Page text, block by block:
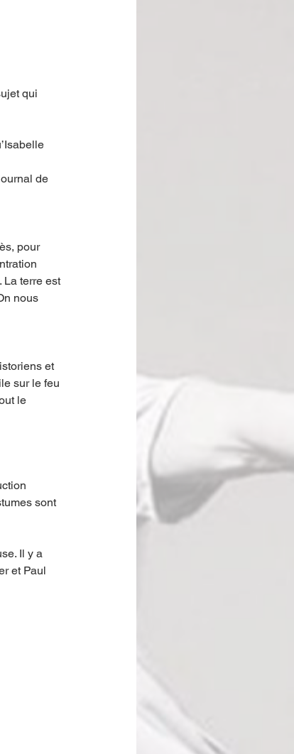
qui
de
pour
La terre est
nous
et
sur le feu
le
sont
Il y a
et Paul